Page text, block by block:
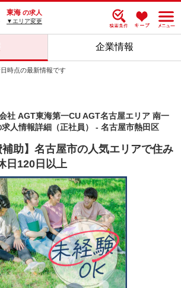
東海 の求人
▼エリア変更
企業情報
時点の最新情報です
社 AGT東海第一CU AGT名古屋エリア 南一
人情報詳細（正社員） - 名古屋市熱田区
補助】名古屋市の人気エリアで住み
日120日以上